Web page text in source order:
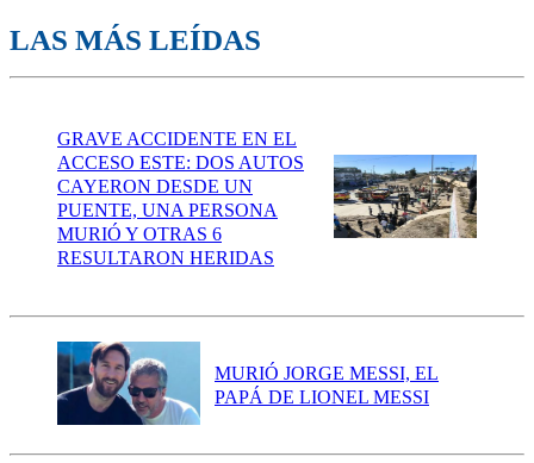
LAS MÁS LEÍDAS
GRAVE ACCIDENTE EN EL
ACCESO ESTE: DOS AUTOS
CAYERON DESDE UN
PUENTE, UNA PERSONA
MURIÓ Y OTRAS 6
RESULTARON HERIDAS
MURIÓ JORGE MESSI, EL
PAPÁ DE LIONEL MESSI